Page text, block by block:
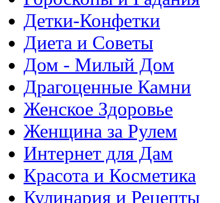
Детки-Конфетки
Диета и Советы
Дом - Милый Дом
Драгоценные Камни
Женское Здоровье
Женщина за Рулем
Интернет для Дам
Красота и Косметика
Кулинария и Рецепты